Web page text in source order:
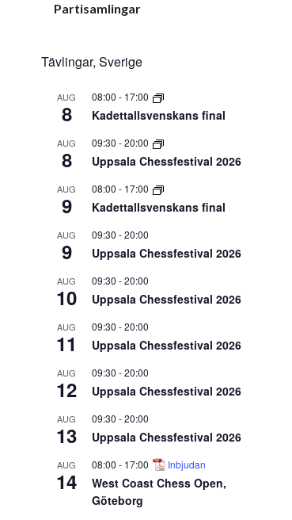
Partisamlingar
Tävlingar, Sverige
AUG
8
08:00 - 17:00
Kadettallsvenskans final
AUG
8
09:30 -20:00
Uppsala Chessfestival 2026
AUG
9
08:00 - 17:00
Kadettallsvenskans final
AUG
9
09:30 -20:00
Uppsala Chessfestival 2026
AUG
10
09:30 -20:00
Uppsala Chessfestival 2026
AUG
11
09:30 -20:00
Uppsala Chessfestival 2026
AUG
12
09:30 -20:00
Uppsala Chessfestival 2026
AUG
13
09:30 -20:00
Uppsala Chessfestival 2026
AUG
14
08:00 - 17:00 Inbjudan
West Coast Chess Open,
Göteborg